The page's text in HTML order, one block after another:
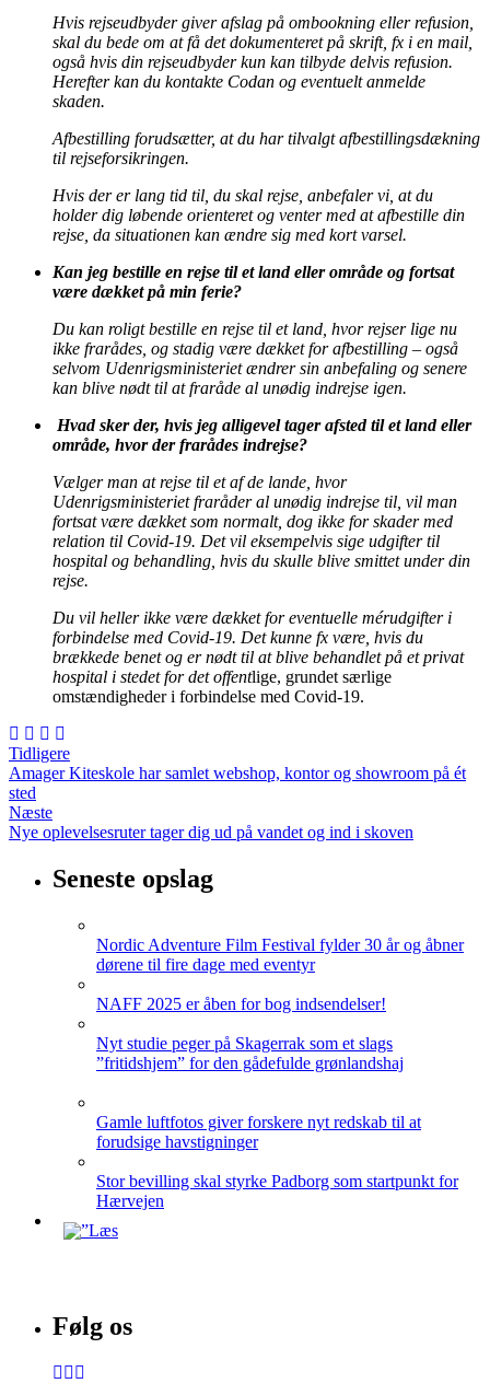
Hvis rejseudbyder giver afslag på ombookning eller refusion,
skal du bede om at få det dokumenteret på skrift, fx i en mail,
også hvis din rejseudbyder kun kan tilbyde delvis refusion.
Herefter kan du kontakte Codan og eventuelt anmelde
skaden.
Afbestilling forudsætter, at du har tilvalgt afbestillingsdækning
til rejseforsikringen.
Hvis der er lang tid til, du skal rejse, anbefaler vi, at du
holder dig løbende orienteret og venter med at afbestille din
rejse, da situationen kan ændre sig med kort varsel.
Kan jeg bestille en rejse til et land eller område og fortsat
være dækket på min ferie?
Du kan roligt bestille en rejse til et land, hvor rejser lige nu
ikke frarådes, og stadig være dækket for afbestilling – også
selvom Udenrigsministeriet ændrer sin anbefaling og senere
kan blive nødt til at fraråde al unødig indrejse igen.
Hvad sker der, hvis jeg alligevel tager afsted til et land eller
område, hvor der frarådes indrejse?
Vælger man at rejse til et af de lande, hvor
Udenrigsministeriet fraråder al unødig indrejse til, vil man
fortsat være dækket som normalt, dog ikke for skader med
relation til Covid-19. Det vil eksempelvis sige udgifter til
hospital og behandling, hvis du skulle blive smittet under din
rejse.
Du vil heller ikke være dækket for eventuelle mérudgifter i
forbindelse med Covid-19. Det kunne fx være, hvis du
brækkede benet og er nødt til at blive behandlet på et privat
hospital i stedet for det offentlige, grundet særlige
omstændigheder i forbindelse med Covid-19.
Tidligere
Amager Kiteskole har samlet webshop, kontor og showroom på ét
sted
Næste
Nye oplevelsesruter tager dig ud på vandet og ind i skoven
Seneste opslag
Nordic Adventure Film Festival fylder 30 år og åbner
dørene til fire dage med eventyr
NAFF 2025 er åben for bog indsendelser!
Nyt studie peger på Skagerrak som et slags
”fritidshjem” for den gådefulde grønlandshaj
Gamle luftfotos giver forskere nyt redskab til at
forudsige havstigninger
Stor bevilling skal styrke Padborg som startpunkt for
Hærvejen
Følg os